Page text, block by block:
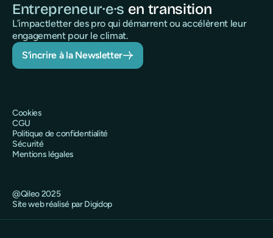
Entrepreneur·e·s en transition
L’impactletter des pro qui démarrent ou accélèrent leur
engagement pour le climat.
S’incrire à la Newsletter
@Qileo 2025
Site web réalisé par Digidop
Cookies
CGU
Politique de confidentialité
Sécurité
Mentions légales